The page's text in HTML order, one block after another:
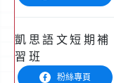
凱思語文短期補
習班
粉絲專頁